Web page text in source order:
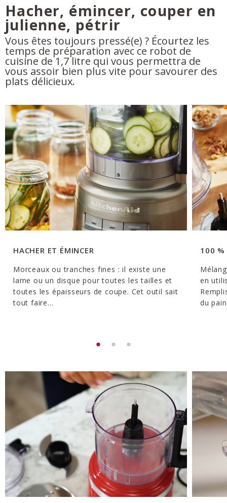
Hacher, émincer, couper en
julienne, pétrir
Vous êtes toujours pressé(e) ? Écourtez les
temps de préparation avec ce robot de
cuisine de 1,7 litre qui vous permettra de
vous assoir bien plus vite pour savourer des
plats délicieux.
HACHER ET ÉMINCER
Morceaux ou tranches fines : il existe une
lame ou un disque pour toutes les tailles et
toutes les épaisseurs de coupe. Cet outil sait
tout faire...
100 %
en
du